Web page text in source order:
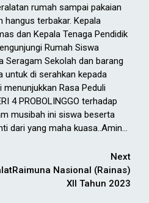
rumah sampai pakaian
hangus terbakar. Kepala
dan Kepala Tenaga Pendidik
Rumah Siswa
Sekolah dan barang
untuk di serahkan kepada
Rasa Peduli
4 PROBOLINGGO terhadap
musibah ini siswa beserta
dari yang maha kuasa..Amin…
Next
Raimuna Nasional (Rainas)
XII Tahun 2023